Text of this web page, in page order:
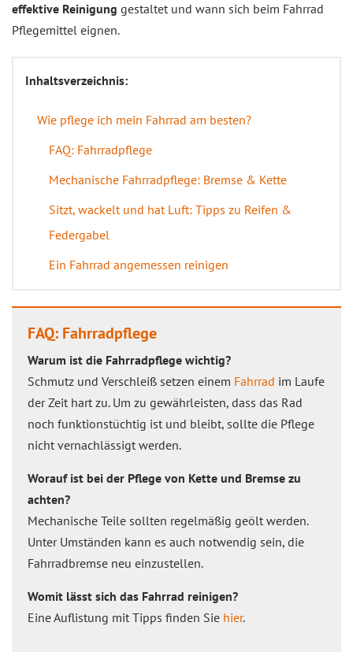
effektive Reinigung gestaltet und wann sich beim Fahrrad
Pflegemittel eignen.
Inhaltsverzeichnis:
Wie pflege ich mein Fahrrad am besten?
FAQ: Fahrradpflege
Mechanische Fahrradpflege: Bremse & Kette
Sitzt, wackelt und hat Luft: Tipps zu Reifen &
Federgabel
Ein Fahrrad angemessen reinigen
FAQ: Fahrradpflege
Warum ist die Fahrradpflege wichtig?
Schmutz und Verschleiß setzen einem Fahrrad im Laufe
der Zeit hart zu. Um zu gewährleisten, dass das Rad
noch funktionstüchtig ist und bleibt, sollte die Pflege
nicht vernachlässigt werden.
Worauf ist bei der Pflege von Kette und Bremse zu
achten?
Mechanische Teile sollten regelmäßig geölt werden.
Unter Umständen kann es auch notwendig sein, die
Fahrradbremse neu einzustellen.
Womit lässt sich das Fahrrad reinigen?
Eine Auflistung mit Tipps finden Sie hier.